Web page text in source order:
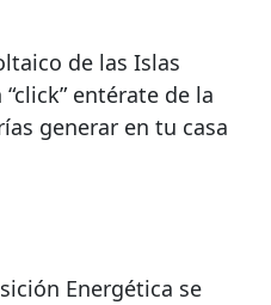
de las Islas
entérate de la
generar en tu casa
Energética se